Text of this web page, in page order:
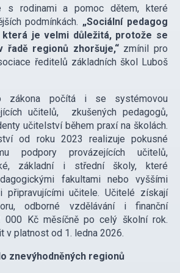
s rodinami a pomoc dětem, které
podmínkách. „Sociální pedagog
je velmi důležitá, protože se
řadě regionů zhoršuje,“ zmínil pro
ředitelů základních škol Luboš
zákona počítá i se systémovou
učitelů, zkušených pedagogů,
učitelství během praxí na školách.
od roku 2023 realizuje pokusné
podpory provázejících učitelů,
základní i střední školy, které
fakultami nebo vyššími
připravujícími učitele. Učitelé získají
odborné vzdělávání i finanční
000 Kč měsíčně po celý školní rok.
v platnost od 1. ledna 2026.
znevýhodněných regionů